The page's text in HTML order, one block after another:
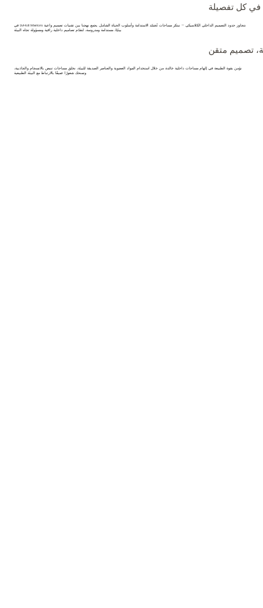
في كل تفصيلة
في LivHoli Interiors نتجاوز حدود التصميم الداخلي الكلاسيكي — نبتكر مساحات تُجسّد الاستدامة وأسلوب الحياة الشامل. يجمع نهجنا بين تقنيات تصميم واعية
بيئيًا، مستدامة ومدروسة، لنقدّم تصاميم داخلية راقية ومسؤولة تجاه البيئة
تصميم متقن
نؤمن بقوة الطبيعة في إلهام مساحات داخلية خالدة. من خلال استخدام المواد العضوية والعناصر الصديقة للبيئة، نخلق مساحات تنبض بالانسجام والجاذبية،
وتمنحك شعورًا عميقًا بالارتباط مع البيئة الطبيعية